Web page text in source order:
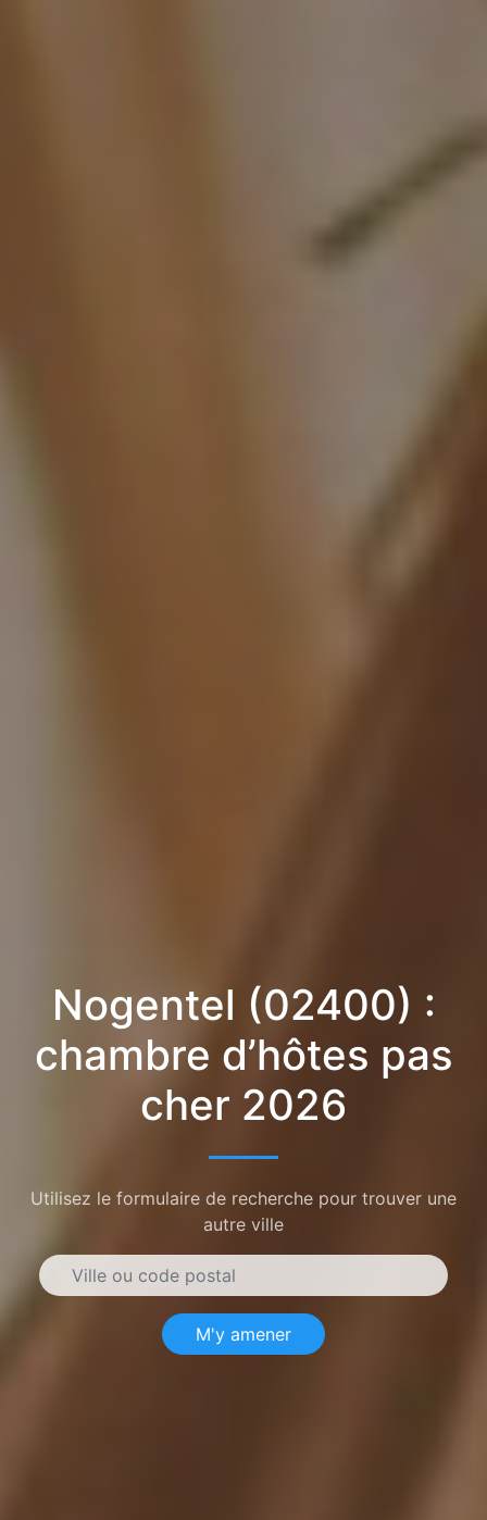
Nogentel (02400) :
chambre d’hôtes pas
cher 2026
Utilisez le formulaire de recherche pour trouver une
autre ville
M'y amener